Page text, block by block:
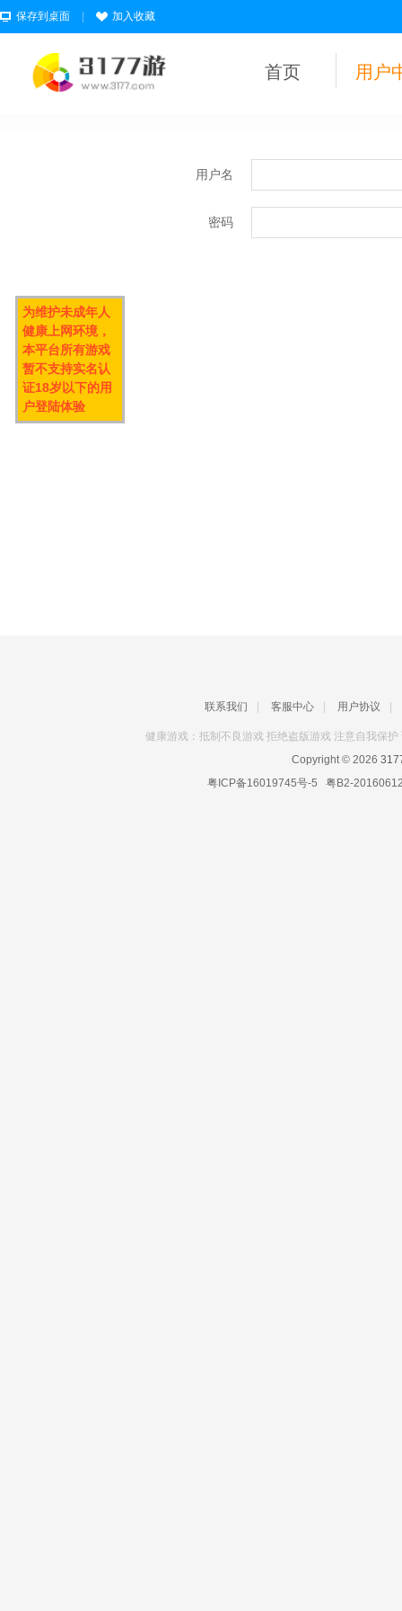
保存到桌面 加入收藏
首页 用户
用户名
密码
联系我们 客服中心 用户协议
健康游戏：抵制不良游戏 拒绝盗版游戏 注意自我保
Copyright © 2026
粤ICP备16019745号-5 粤B2-
为维护未成年人
健康上网环境，
本平台所有游戏
暂不支持实名认
证18岁以下的用
户登陆体验